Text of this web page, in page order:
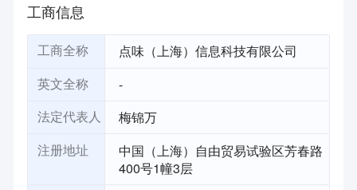
工商信息
工商全称 点味（上海）信息科技有限公司
英文全称 -
法定代表人 梅锦万
注册地址
中国（上海）自由贸易试验区芳春路
400号1幢3层